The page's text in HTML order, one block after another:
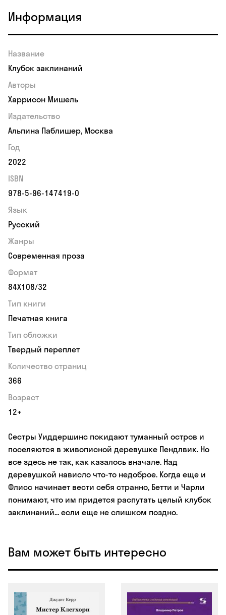
Информация
Название
Клубок заклинаний
Авторы
Харрисон Мишель
Издательство
Альпина Паблишер, Москва
Год
2022
ISBN
978-5-96-147419-0
Язык
Русский
Жанры
Современная проза
Формат
84Х108/32
Тип книги
Печатная книга
Тип обложки
Твердый переплет
Количество страниц
366
Возраст
12+
Сестры Уиддершинс покидают туманный остров и
поселяются в живописной деревушке Пендлвик. Но
все здесь не так, как казалось вначале. Над
деревушкой нависло что-то недоброе. Когда еще и
Флисс начинает вести себя странно, Бетти и Чарли
понимают, что им придется распутать целый клубок
заклинаний... если еще не слишком поздно.
Вам может быть интересно